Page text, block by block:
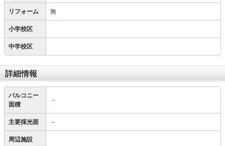
リフォーム 無
小学校区
中学校区
詳細情報
バルコニー
面積
－
主要採光面 －
周辺施設